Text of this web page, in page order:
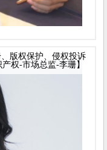
版权保护、侵权投诉
权-市场总监-李珊】